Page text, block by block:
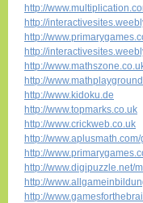
http://
http://
http://
http://
http://
http://
http://www.kidoku.de
http://www.topmarks.co.uk
http://www.crickweb.co.uk
http://
http://
http://www.digipuzzle.net/
http://
http://